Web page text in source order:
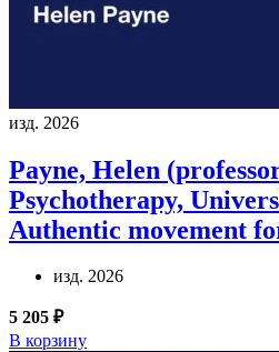
изд. 2026
Payne, Helen
Psychotherapy,
Authentic movement
изд. 2026
5 205 ₽
В корзину